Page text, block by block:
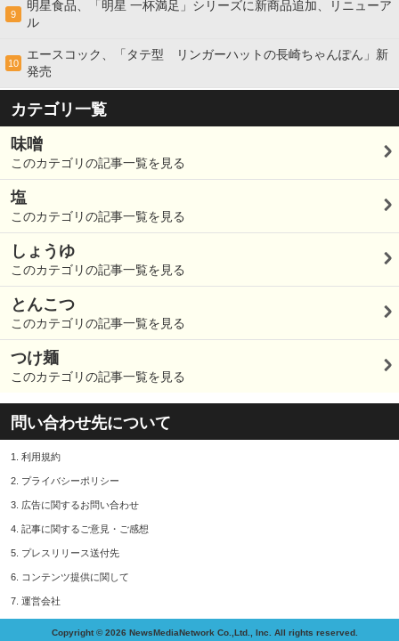
9
明星食品、「明星 一杯満足」シリーズに新商品追加、リニューア
ル
10
エースコック、「タテ型 リンガーハットの長崎ちゃんぽん」新
発売
カテゴリ一覧
味噌
このカテゴリの記事一覧を見る
塩
このカテゴリの記事一覧を見る
しょうゆ
このカテゴリの記事一覧を見る
とんこつ
このカテゴリの記事一覧を見る
つけ麺
このカテゴリの記事一覧を見る
問い合わせ先について
1. 利用規約
2. プライバシーポリシー
3. 広告に関するお問い合わせ
4. 記事に関するご意見・ご感想
5. プレスリリース送付先
6. コンテンツ提供に関して
7. 運営会社
Copyright © 2026 NewsMediaNetwork Co.,Ltd., Inc. All rights reserved.